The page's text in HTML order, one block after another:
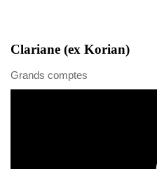
Clariane (ex Korian)
Grands comptes